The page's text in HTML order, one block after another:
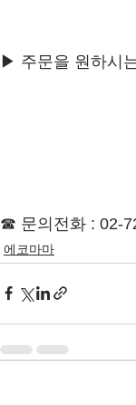
▶ 주문을 원하시
☎ 문의전화 : 02-
에코마마